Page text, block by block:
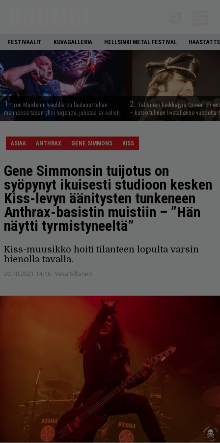
FESTIVAALIT KUVAGALLERIA HELLSINKI METAL FESTIVAL
1. Iron Maidenin keulilla on laulanut tähän
mennessä tasan yksi legenda, julistaa ex-solisti
2. Tällainen keikkajyrä Queen oli
– katso tulinen livetallenne vuodelta
ASIAA ANTHRAX GENE SIMMONS KISS
Gene Simmonsin tuijotus on
syöpynyt ikuisesti studioon kesken
Kiss-levyn äänitysten tunkeneen
Anthrax-basistin muistiin – ”Hän
näytti tyrmistyneeltä”
Kiss-muusikko hoiti tilanteen lopulta varsin
hienolla tavalla.
20.10.2021 14:16 Vesa Siltanen